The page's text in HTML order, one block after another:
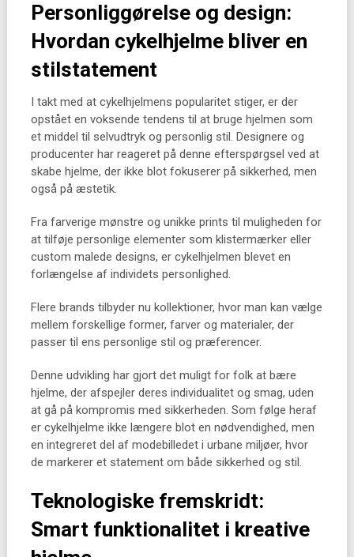
Personliggørelse og design:
Hvordan cykelhjelme bliver en
stilstatement
I takt med at cykelhjelmens popularitet stiger, er der
opstået en voksende tendens til at bruge hjelmen som
et middel til selvudtryk og personlig stil. Designere og
producenter har reageret på denne efterspørgsel ved at
skabe hjelme, der ikke blot fokuserer på sikkerhed, men
også på æstetik.
Fra farverige mønstre og unikke prints til muligheden for
at tilføje personlige elementer som klistermærker eller
custom malede designs, er cykelhjelmen blevet en
forlængelse af individets personlighed.
Flere brands tilbyder nu kollektioner, hvor man kan vælge
mellem forskellige former, farver og materialer, der
passer til ens personlige stil og præferencer.
Denne udvikling har gjort det muligt for folk at bære
hjelme, der afspejler deres individualitet og smag, uden
at gå på kompromis med sikkerheden. Som følge heraf
er cykelhjelme ikke længere blot en nødvendighed, men
en integreret del af modebilledet i urbane miljøer, hvor
de markerer et statement om både sikkerhed og stil.
Teknologiske fremskridt:
Smart funktionalitet i kreative